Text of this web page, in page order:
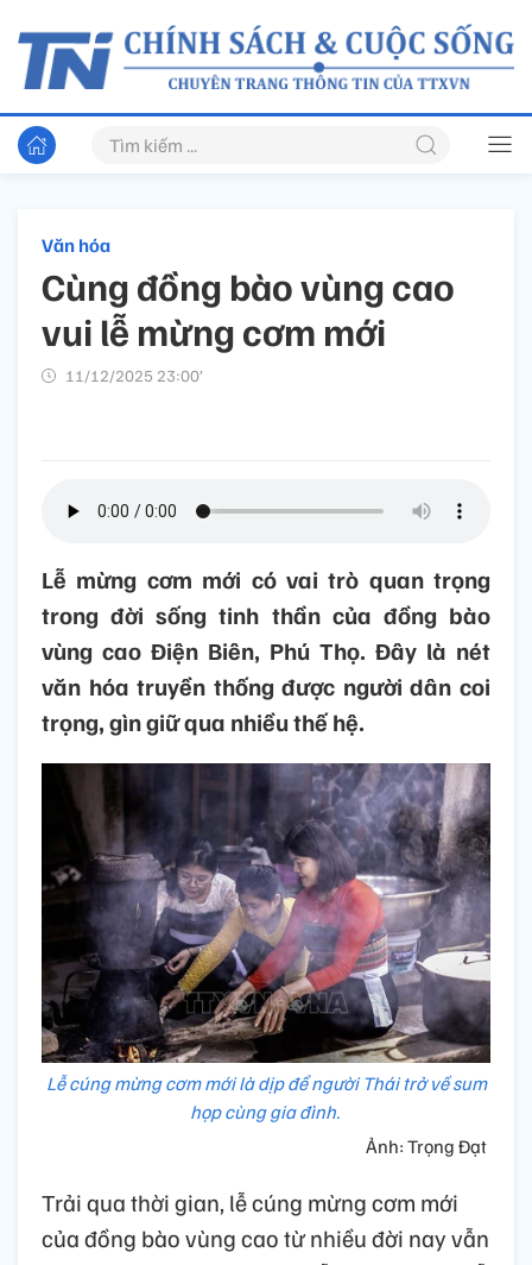
Văn hóa
Cùng đồng bào vùng cao
vui lễ mừng cơm mới
11/12/2025 23:00’
Lễ mừng cơm mới có vai trò quan trọng
trong đời sống tinh thần của đồng bào
vùng cao Điện Biên, Phú Thọ. Đây là nét
văn hóa truyền thống được người dân coi
trọng, gìn giữ qua nhiều thế hệ.
Lễ cúng mừng cơm mới là dịp để người Thái trở về sum
họp cùng gia đình.
Ảnh: Trọng Đạt
Trải qua thời gian, lễ cúng mừng cơm mới
của đồng bào vùng cao từ nhiều đời nay vẫn